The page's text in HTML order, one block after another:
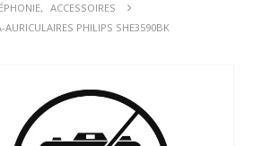
,
ACCESSOIRES
AURICULAIRES PHILIPS SHE3590BK